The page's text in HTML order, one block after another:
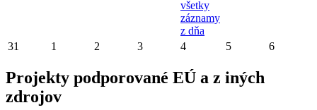
všetky
záznamy
z dňa
31 1 2 3 4 5 6
Projekty podporované EÚ a z iných
zdrojov